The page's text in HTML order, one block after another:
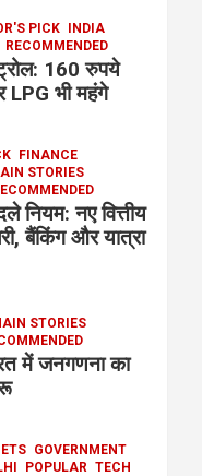
PICK INDIA
RECOMMENDED
160 रुपये
LPG भी महंगे
FINANCE
STORIES
नए वित्तीय
बैंकिंग और यात्रा
STORIES
में जनगणना का
GOVERNMENT
POPULAR TECH